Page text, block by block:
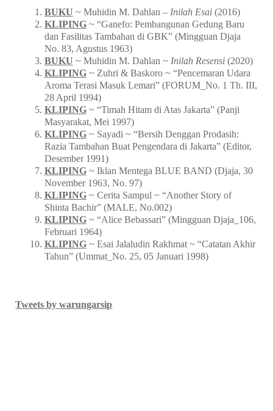
BUKU ~ Muhidin M. Dahlan – Inilah Esai(2016)
KLIPING~ “Ganefo: Pembangunan Gedung Baru
dan Fasilitas Tambahan di GBK” (Mingguan Djaja
No. 83, Agustus 1963)
BUKU ~ Muhidin M. Dahlan ~ Inilah Resensi(2020)
KLIPING~ Zuhri & Baskoro ~ “Pencemaran Udara
Aroma Terasi Masuk Lemari” (FORUM_No. 1 Th. III,
28 April 1994)
KLIPING~ “Timah Hitam di Atas Jakarta” (Panji
Masyarakat, Mei 1997)
KLIPING~ Sayadi ~ “Bersih Denggan Prodasih:
Razia Tambahan Buat Pengendara di Jakarta” (Editor,
Desember 1991)
KLIPING~ Iklan Mentega BLUE BAND (Djaja, 30
November 1963, No. 97)
KLIPING~ Cerita Sampul ~ “Another Story of
Shinta Bachir” (MALE, No.002)
KLIPING~ “Alice Bebassari” (Mingguan Djaja_106,
Februari 1964)
KLIPING~ Esai Jalaludin Rakhmat ~ “Catatan Akhir
Tahun” (Ummat_No. 25, 05 Januari 1998)
Tweets by warungarsip